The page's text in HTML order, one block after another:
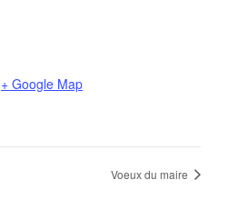
+ Google Map
Voeux du maire